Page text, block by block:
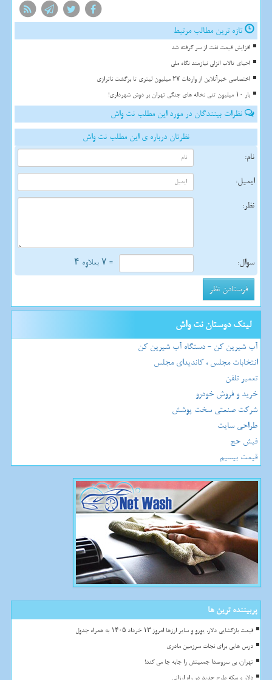
تازه ترین مطالب مرتبط
افزایش قیمت نفت از سر گرفته شد
احیای تالاب انزلی نیازمند نگاه ملی
اختصاصی خبرآنلاین از واردات ۲۷ میلیون لیتری تا برگشت ناترازی
بار ۱۰ میلیون تنی نخاله های جنگی تهران بر دوش شهرداری!
نظرات بینندگان در مورد این مطلب نت واش
نظرتان درباره ی این مطلب نت واش
نام:
ایمیل:
نظر:
سوال: = ۷ بعلاوه ۴
لینک دوستان نت واش
آب شیرین کن - دستگاه آب شیرین کن
انتخابات مجلس ، کاندیدای مجلس
تعمیر تلفن
خرید و فروش خودرو
شرکت صنعتی سخت پوشش
طراحی سایت
فیش حج
قیمت بیسیم
پربیننده ترین ها
قیمت بازگشایی دلار، یورو و سایر ارزها امروز ۱۳ خرداد ۱۴۰۵ به همراه جدول
درس هایی برای نجات سرزمین مادری
تهران، بی سروصدا جمعیتش را جابه جا می کند!
دلار و سکه طرح جدید در راه ارزانی